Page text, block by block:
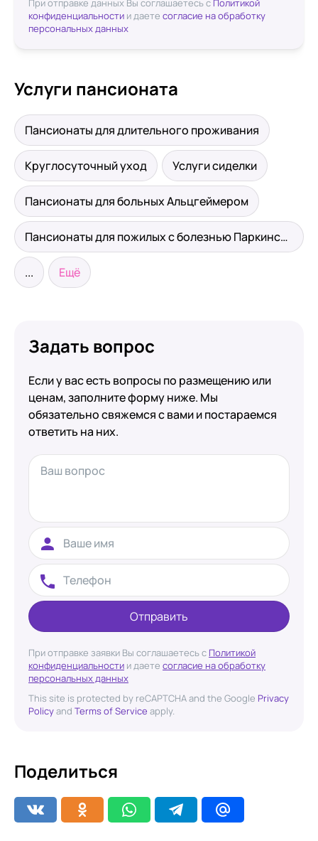
При отправке данных Вы соглашаетесь с Политикой
конфиденциальности и даете согласие на обработку
персональных данных
Услуги пансионата
Пансионаты для длительного проживания
Круглосуточный уход Услуги сиделки
Пансионаты для больных Альцгеймером
Пансионаты для пожилых с болезнью Паркинсона
... Ещё
Задать вопрос
Если у вас есть вопросы по размещению или
ценам, заполните форму ниже. Мы
обязательно свяжемся с вами и постараемся
ответить на них.
Отправить
При отправке заявки Вы соглашаетесь с Политикой
конфиденциальности и даете согласие на обработку
персональных данных
This site is protected by reCAPTCHA and the Google Privacy
Policyand Terms of Service apply.
Поделиться